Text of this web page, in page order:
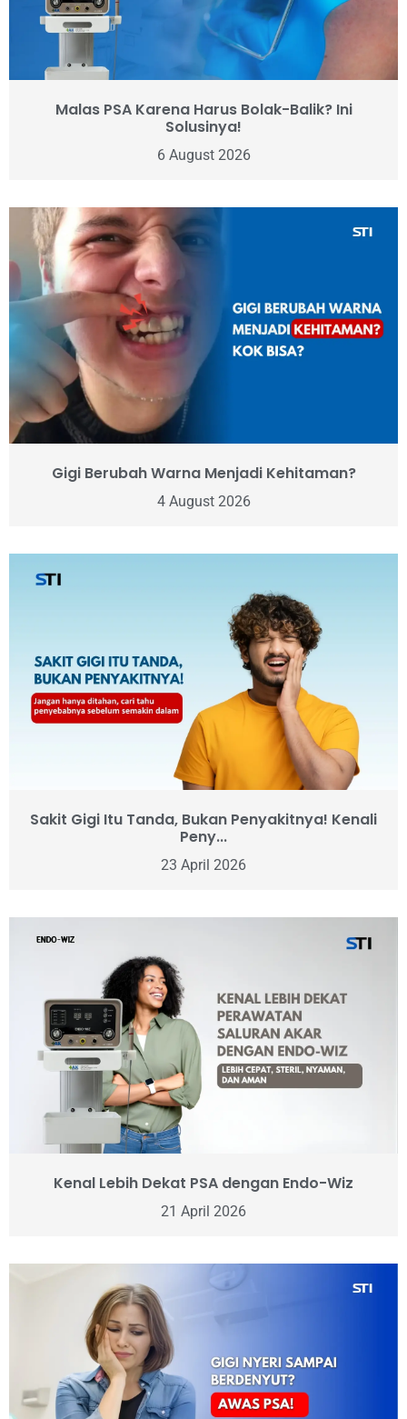
Malas PSA Karena Harus Bolak-Balik? Ini
Solusinya!
6 August 2026
Gigi Berubah Warna Menjadi Kehitaman?
4 August 2026
Sakit Gigi Itu Tanda, Bukan Penyakitnya! Kenali
Peny...
23 April 2026
Kenal Lebih Dekat PSA dengan Endo-Wiz
21 April 2026